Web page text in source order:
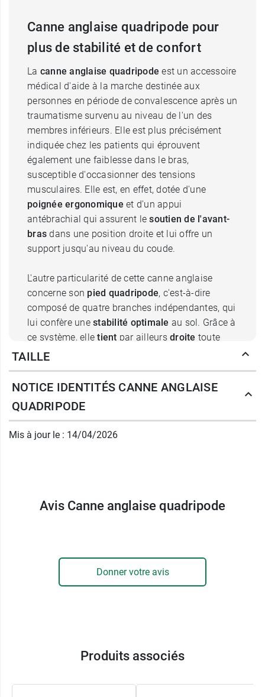
Canne anglaise quadripode pour
plus de stabilité et de confort
La canne anglaise quadripode est un accessoire
médical d'aide à la marche destinée aux
personnes en période de convalescence après un
traumatisme survenu au niveau de l'un des
membres inférieurs. Elle est plus précisément
indiquée chez les patients qui éprouvent
également une faiblesse dans le bras,
susceptible d'occasionner des tensions
musculaires. Elle est, en effet, dotée d'une
poignée ergonomique et d'un appui
antébrachial qui assurent lesoutien de l'avant-
bras dans une position droite et lui offre un
support jusqu'au niveau du coude.
L'autre particularité de cette canne anglaise
concerne son pied quadripode, c'est-à-dire
composé de quatre branches indépendantes, qui
lui confère une stabilité optimale au sol. Grâce à
ce système, elletient par ailleurs droite toute
seule et demeure ainsi toujours à disposition de
pour la ramasser. Muni d'embouts
orientable dans le but d'éviter que la jambe lésée
taille et au confort du patient. Son poids léger ne
demande pas d'effort pendant la marche, mais
Caractéristiques de la canne
Poids : 1,2 kg
TAILLE
NOTICE IDENTITÉS CANNE ANGLAISE
QUADRIPODE
Mis à jour le : 14/04/2026
Avis Canne anglaise quadripode
Donner votre avis
Produits associés